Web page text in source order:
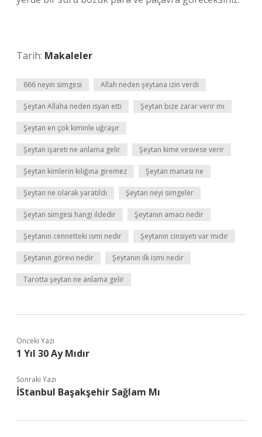
Tarih: Makaleler
666 neyin simgesi Allah neden şeytana izin verdi
Şeytan Allaha neden isyan etti Şeytan bize zarar verir mi
Şeytan en çok kiminle uğraşır
Şeytan işareti ne anlama gelir Şeytan kime vesvese verir
Şeytan kimlerin kılığına giremez Şeytan manası ne
Şeytan ne olarak yaratıldı Şeytan neyi simgeler
Şeytan simgesi hangi ildedir Şeytanın amacı nedir
Şeytanın cennetteki ismi nedir Şeytanın cinsiyeti var mıdır
Şeytanın görevi nedir Şeytanın ilk ismi nedir
Tarotta şeytan ne anlama gelir
Önceki Yazı
1 Yıl 30 Ay Mıdır
Sonraki Yazı
İStanbul Başakşehir Sağlam Mı